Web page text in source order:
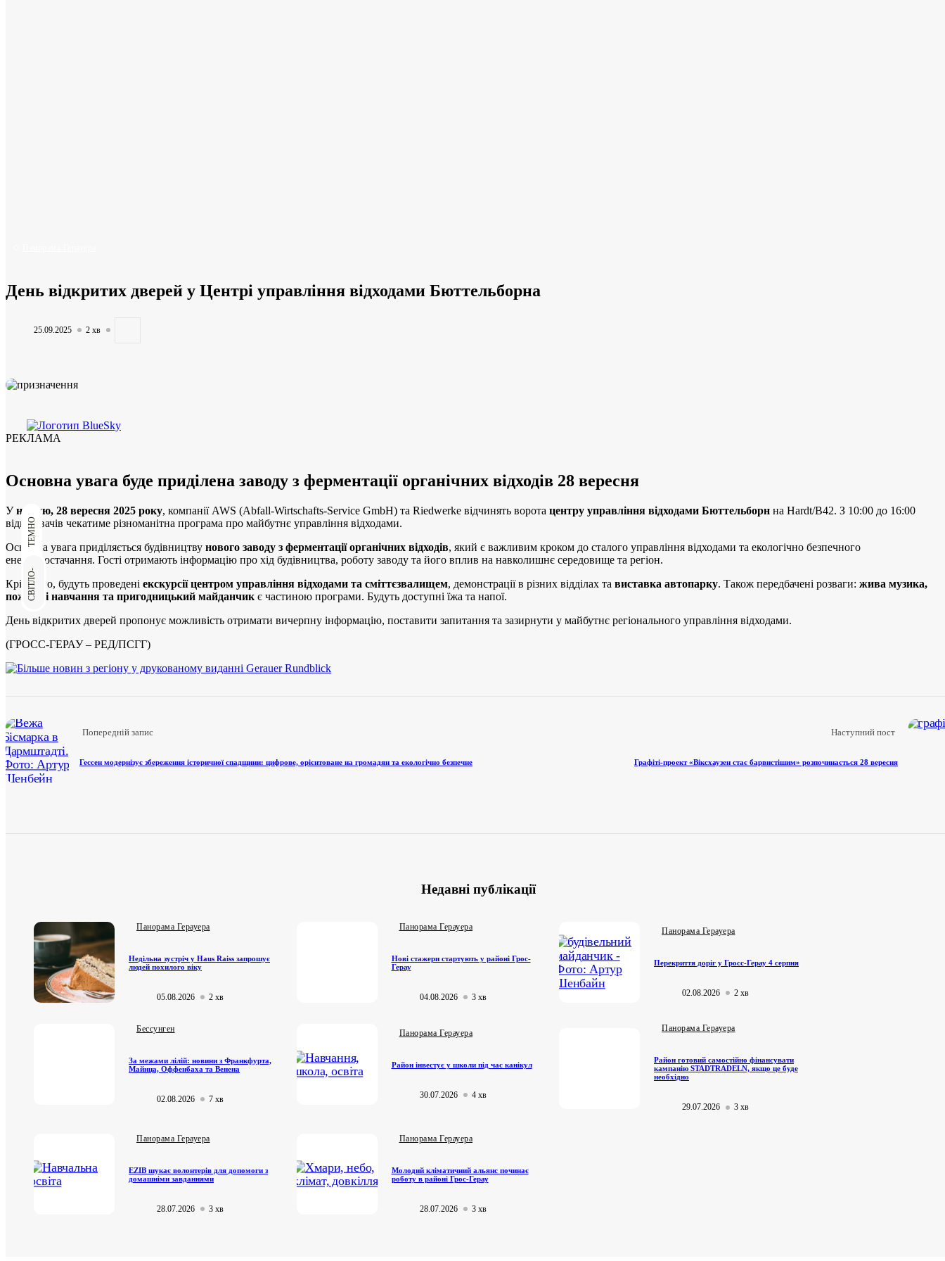
СВІТЛО-
ТЕМНО
B 426 в Обер-Рамштадті: реконструкція мосту...
Höch Gerüstbau надає інформацію про...
06.08.2026 3 хв
06.08.2026 2 хв
День відкритих дверей у Центрі управління відходами Бюттельборна
25.09.2025 2 хв
РЕКЛАМА
Основна увага буде приділена заводу з ферментації органічних відходів 28 вересня
Унеділю, 28 вересня 2025 року, компанії AWS (Abfall-Wirtschafts-Service GmbH) та Riedwerke відчинять ворота центру управління відходами Бюттельборн на Hardt/B42. З 10:00 до 16:00
відвідувачів чекатиме різноманітна програма про майбутнє управління відходами.
Основна увага приділяється будівництву нового заводу з ферментації органічних відходів, який є важливим кроком до сталого управління відходами та екологічно безпечного
енергопостачання. Гості отримають інформацію про хід будівництва, роботу заводу та його вплив на навколишнє середовище та регіон.
Крім того, будуть проведені екскурсії центром управління відходами та сміттєзвалищем, демонстрації в різних відділах та виставка автопарку. Також передбачені розваги: ​​жива музика,
пожежні навчання та пригодницький майданчик є частиною програми. Будуть доступні їжа та напої.
День відкритих дверей пропонує можливість отримати вичерпну інформацію, поставити запитання та зазирнути у майбутнє регіонального управління відходами.
(ГРОСС-ГЕРАУ – РЕД/ПСГГ)
Попередній запис
Гессен модернізує збереження історичної спадщини: цифрове, орієнтоване на громадян та екологічно безпечне
Наступний пост
Графіті-проект «Віксхаузен стає барвистішим» розпочинається 28 вересня
Недавні публікації
Панорама Герауера
Недільна зустріч у Haus Raiss запрошує
людей похилого віку
05.08.2026 2 хв
Панорама Герауера
Нові стажери стартують у районі Грос-
Герау
04.08.2026 3 хв
Панорама Герауера
Перекриття доріг у Гросс-Герау 4 серпня
02.08.2026 2 хв
Бессунген
За межами лілій: новини з Франкфурта,
Майнца, Оффенбаха та Венена
02.08.2026 7 хв
Панорама Герауера
Район інвестує у школи під час канікул
30.07.2026 4 хв
Панорама Герауера
Район готовий самостійно фінансувати
кампанію STADTRADELN, якщо це буде
необхідно
29.07.2026 3 хв
Панорама Герауера
EZIB шукає волонтерів для допомоги з
домашніми завданнями
28.07.2026 3 хв
Панорама Герауера
Молодий кліматичний альянс починає
роботу в районі Грос-Герау
28.07.2026 3 хв